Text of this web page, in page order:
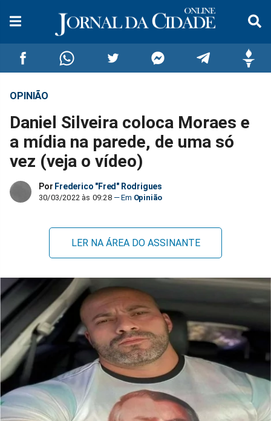
Compartilhar
no
Facebook
Compartilhar
no
Whatsapp
no
Twitter
no
Messenger
no
no
OPINIÃO
Daniel Silveira coloca Moraes e
a mídia na parede, de uma só
vez (veja o vídeo)
Por Frederico "Fred" Rodrigues
30/03/2022 às 09:28 Opinião
LER NA ÁREA DO ASSINANTE